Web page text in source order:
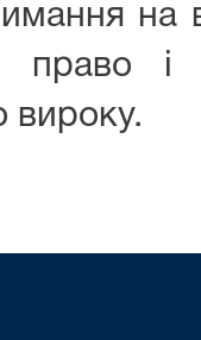
на
право і
вироку.